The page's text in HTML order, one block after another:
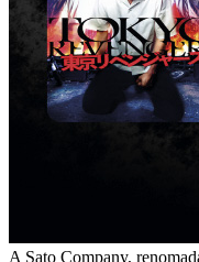
A Sato Company,